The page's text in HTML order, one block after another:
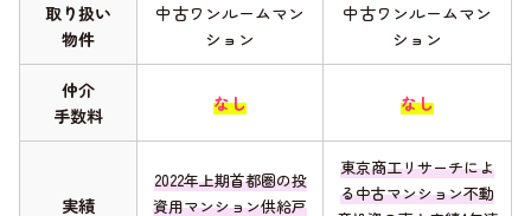
取り扱い
物件
中古ワンルームマン
ション
中古ワンルームマン
ション
仲介
手数料
なし なし
実績
2022年上期首都圏の投
資用マンション供給戸
東京商工リサーチによ
る中古マンション不動